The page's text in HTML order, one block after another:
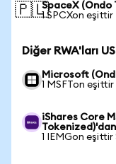
🇵🇱SpaceX (Ondo
1 SPCXon eşittir
Diğer RWA'ları
Microsoft
1 MSFTon
iShares Core
1 IEMGon eşittir